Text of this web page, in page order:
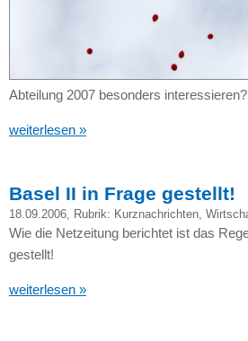
Abteilung 2007 besonders interessieren?
weiterlesen »
Basel II in Frage gestellt!
18.09.2006, Rubrik: Kurznachrichten,
Wie die Netzeitung berichtet ist das
gestellt!
weiterlesen »